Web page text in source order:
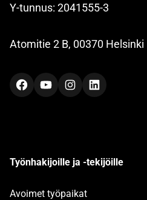
Y-tunnus: 2041555-3
Atomitie 2 B, 00370 Helsinki
FacebookYouTubeInstagramLinkedIn
Työnhakijoille ja -tekijöille
Avoimet työpaikat